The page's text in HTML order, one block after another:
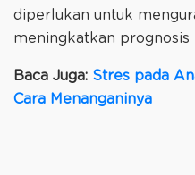
diperlukan untuk
meningkatkan prognosis
Baca Juga: Stres pada
Cara Menanganinya